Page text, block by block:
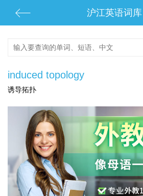
沪江英语词库
induced topology
诱导拓扑